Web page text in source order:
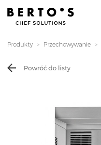
Produkty Przechowywanie
Powróć do listy